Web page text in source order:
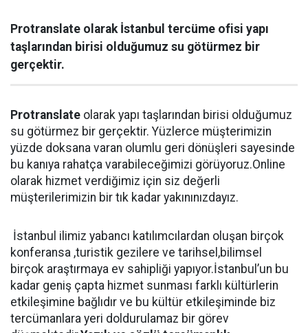
Protranslate olarak İstanbul tercüme ofisi yapı
taşlarından birisi olduğumuz su götürmez bir
gerçektir.
Protranslate olarak yapı taşlarından birisi olduğumuz
su götürmez bir gerçektir. Yüzlerce müşterimizin
yüzde doksana varan olumlu geri dönüşleri sayesinde
bu kanıya rahatça varabileceğimizi görüyoruz.Online
olarak hizmet verdiğimiz için siz değerli
müşterilerimizin bir tık kadar yakınınızdayız.
İstanbul ilimiz yabancı katılımcılardan oluşan birçok
konferansa ,turistik gezilere ve tarihsel,bilimsel
birçok araştırmaya ev sahipliği yapıyor.İstanbul’un bu
kadar geniş çapta hizmet sunması farklı kültürlerin
etkileşimine bağlıdır ve bu kültür etkileşiminde biz
tercümanlara yeri doldurulamaz bir görev